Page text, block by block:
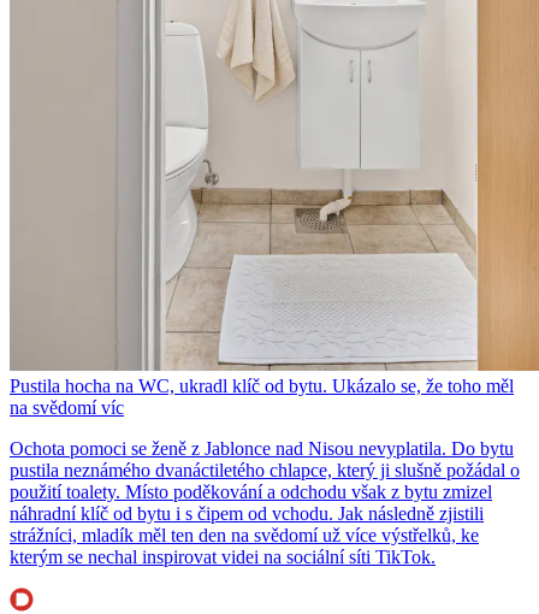
Pustila hocha na WC, ukradl klíč od bytu. Ukázalo se, že toho měl
na svědomí víc
Ochota pomoci se ženě z Jablonce nad Nisou nevyplatila. Do bytu
pustila neznámého dvanáctiletého chlapce, který ji slušně požádal o
použití toalety. Místo poděkování a odchodu však z bytu zmizel
náhradní klíč od bytu i s čipem od vchodu. Jak následně zjistili
strážníci, mladík měl ten den na svědomí už více výstřelků, ke
kterým se nechal inspirovat videi na sociální síti TikTok.